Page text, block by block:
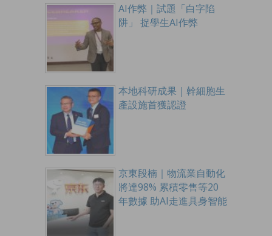
AI作弊｜試題「白字陷
阱」 捉學生AI作弊
本地科研成果｜幹細胞生
產設施首獲認證
京東段楠｜物流業自動化
將達98% 累積零售等20
年數據 助AI走進具身智能